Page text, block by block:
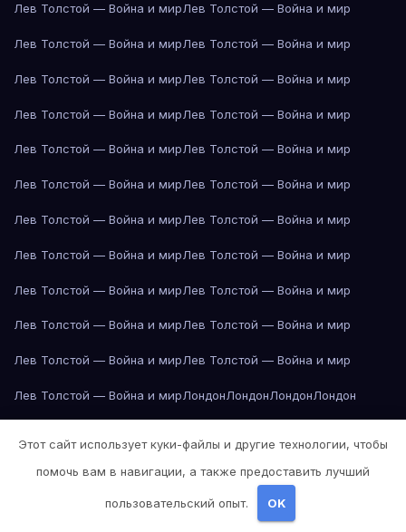
Лев Толстой — Война и мирЛев Толстой — Война и мир
Лев Толстой — Война и мирЛев Толстой — Война и мир
Лев Толстой — Война и мирЛев Толстой — Война и мир
Лев Толстой — Война и мирЛев Толстой — Война и мир
Лев Толстой — Война и мирЛев Толстой — Война и мир
Лев Толстой — Война и мирЛев Толстой — Война и мир
Лев Толстой — Война и мирЛев Толстой — Война и мир
Лев Толстой — Война и мирЛев Толстой — Война и мир
Лев Толстой — Война и мирЛев Толстой — Война и мир
Лев Толстой — Война и мирЛев Толстой — Война и мир
Лев Толстой — Война и мирЛев Толстой — Война и мир
Лев Толстой — Война и мирЛондонЛондонЛондонЛондон
Лос-Анджелес
Лос-АнджелесЛос-АнджелесЛос-Анджелес
Этот сайт использует куки-файлы и другие технологии, чтобы
помочь вам в навигации, а также предоставить лучший
пользовательский опыт. OK